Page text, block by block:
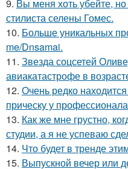
9. Вы меня хоть убейте,
стилиста селены Гомес.
10. Больше уникальных
me/Dnsamai.
11. Звезда соцсетей
авиакатастрофе в
12. Очень редко
прическу у
13. Как же мне грустно,
студии, а я не успеваю
14. Что будет в тренде
15. Выпускной вечер или